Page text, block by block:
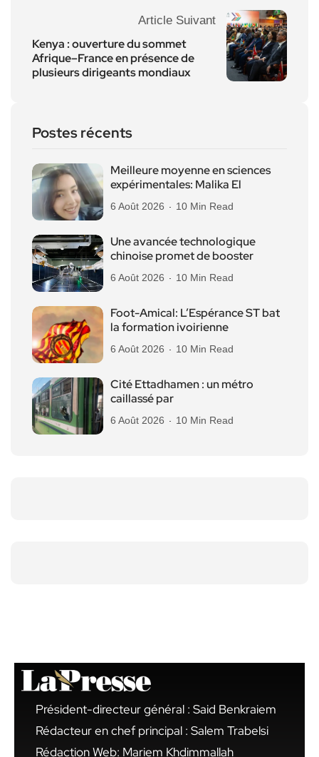
Article Suivant
Kenya : ouverture du sommet
Afrique–France en présence de
plusieurs dirigeants mondiaux
Postes récents
Meilleure moyenne en sciences
expérimentales: Malika El
6 Août 2026 10 Min Read
Une avancée technologique
chinoise promet de booster
6 Août 2026 10 Min Read
Foot-Amical: L’Espérance ST bat
la formation ivoirienne
6 Août 2026 10 Min Read
Cité Ettadhamen : un métro
caillassé par
6 Août 2026 10 Min Read
Président-directeur général : Said Benkraiem
Rédacteur en chef principal : Salem Trabelsi
Rédaction Web: Mariem Khdimmallah